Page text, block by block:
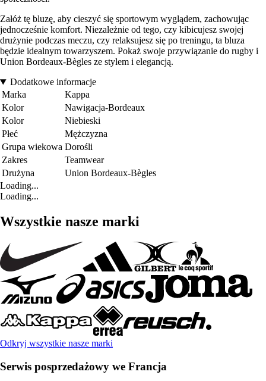
Załóż tę bluzę, aby cieszyć się sportowym wyglądem, zachowując
jednocześnie komfort. Niezależnie od tego, czy kibicujesz swojej
drużynie podczas meczu, czy relaksujesz się po treningu, ta bluza
będzie idealnym towarzyszem. Pokaż swoje przywiązanie do rugby i
Union Bordeaux-Bègles ze stylem i elegancją.
Dodatkowe informacje
Marka
Kappa
Kolor
Nawigacja-Bordeaux
Kolor
Niebieski
Płeć
Mężczyzna
Grupa wiekowa Dorośli
Zakres
Teamwear
Drużyna
Union Bordeaux-Bègles
Loading...
Loading...
Wszystkie nasze marki
Odkryj wszystkie nasze marki
Serwis posprzedażowy we Francja